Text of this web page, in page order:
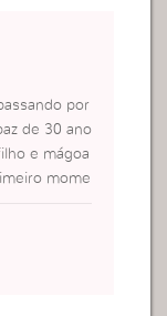
por
de 30 ano
e mágoa
mome